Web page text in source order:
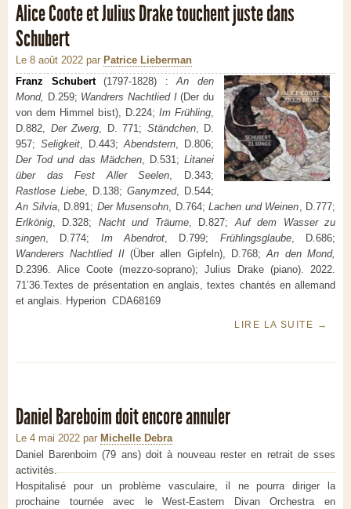
Alice Coote et Julius Drake touchent juste dans
Schubert
Le 8 août 2022 par Patrice Lieberman
Franz Schubert(1797-1828) :
An den
Mond, D.259; Wandrers Nachtlied I(Der du
von dem Himmel bist), D.224; Im Frühling,
D.882, Der Zwerg, D. 771; Ständchen, D.
957; Seligkeit, D.443;Abendstern, D.806;
Der Tod und das Mädchen, D.531;Litanei
über das Fest Aller Seelen, D.343;
Rastlose Liebe, D.138; Ganymzed, D.544;
An Silvia, D.891; Der Musensohn, D.764;Lachen und Weinen, D.777;
Erlkönig, D.328; Nacht und Träume, D.827;Auf dem Wasser zu
singen, D.774; Im Abendrot, D.799; Frühlingsglaube, D.686;
Wanderers Nachtlied II(Über allen Gipfeln), D.768;An den Mond,
D.2396. Alice Coote (mezzo-soprano); Julius Drake (piano). 2022.
71’36.Textes de présentation en anglais, textes chantés en allemand
et anglais. Hyperion CDA68169
LIRE LA SUITE →
Daniel Bareboim doit encore annuler
Le 4 mai 2022 par Michelle Debra
Daniel Barenboim (79 ans) doit à nouveau rester en retrait de sses
activités.
Hospitalisé pour un problème vasculaire, il ne pourra diriger la
prochaine tournée avec le West-Eastern Divan Orchestra en